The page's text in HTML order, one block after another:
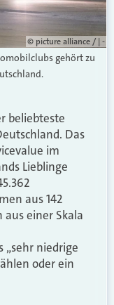
© picture alliance / | -
gehört zu
beliebteste
Das
im
Lieblinge
aus 142
einer Skala
„sehr niedrige
oder ein